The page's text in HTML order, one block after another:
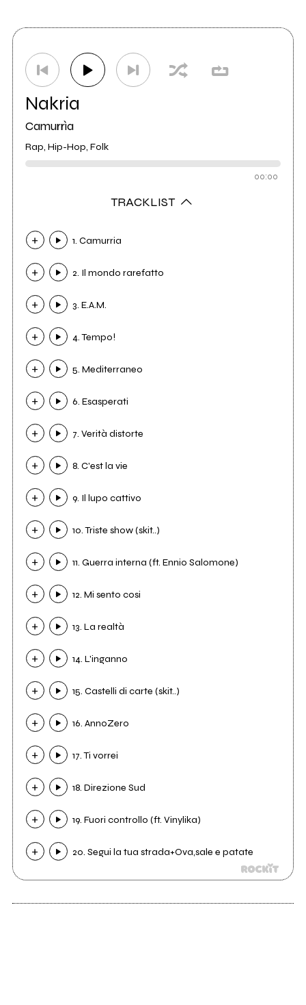
Nakria
Camurrìa
Rap, Hip-Hop, Folk
00:00
TRACKLIST
1. Camurria
2. Il mondo rarefatto
3. E.A.M.
4. Tempo!
5. Mediterraneo
6. Esasperati
7. Verità distorte
8. C'est la vie
9. Il lupo cattivo
10. Triste show (skit..)
11. Guerra interna (ft. Ennio Salomone)
12. Mi sento cosi
13. La realtà
14. L'inganno
15. Castelli di carte (skit..)
16. AnnoZero
17. Ti vorrei
18. Direzione Sud
19. Fuori controllo (ft. Vinylika)
20. Segui la tua strada+Ova,sale e patate